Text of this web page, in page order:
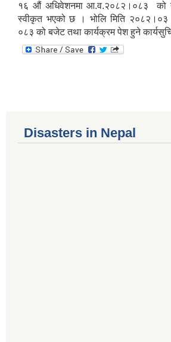
१६ औं अधिवेशनमा आ.व.२०८२।०८३ को
स्वीकृत भएको छ । भोलि मिति
०८३ को बजेट तथा कार्यक्रम पेश हुने
Disasters in Nepal